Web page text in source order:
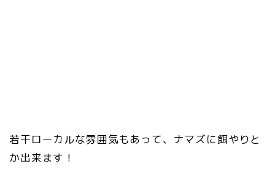
若干ローカルな雰囲気もあって、ナマズに餌やりと
か出来ます！